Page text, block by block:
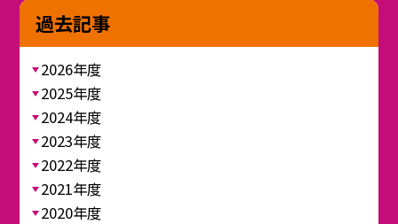
過去記事
2026年度
2025年度
2024年度
2023年度
2022年度
2021年度
2020年度